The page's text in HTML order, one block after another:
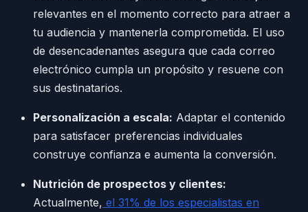
relevantes en el momento correcto para atraer a
tu audiencia y mantenerla comprometida. El uso
de desencadenantes asegura que cada correo
electrónico cumpla un propósito y resuene con
sus destinatarios.
Personalización a escala: Adaptar el contenido
para satisfacer preferencias individuales
construye confianza e aumenta la conversión.
Nutrición de prospectos y clientes:
Actualmente, el 31% de los especialistas en